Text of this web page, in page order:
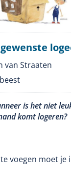
van Straaten
is het niet
komt logeren?
voegen moet